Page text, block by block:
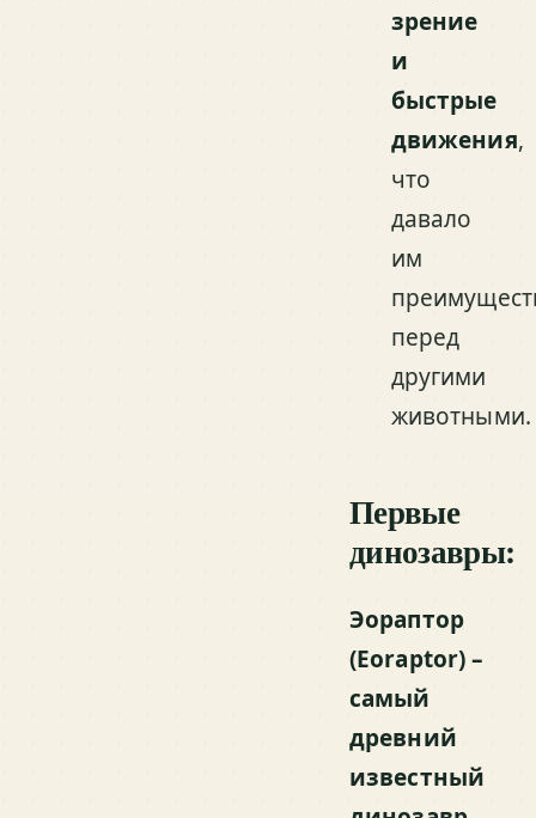
зрение
и
быстрые
движения,
что
давало
им
перед
другими
животными.
Первые
динозавры:
Эораптор
(Eoraptor) –
самый
древний
известный